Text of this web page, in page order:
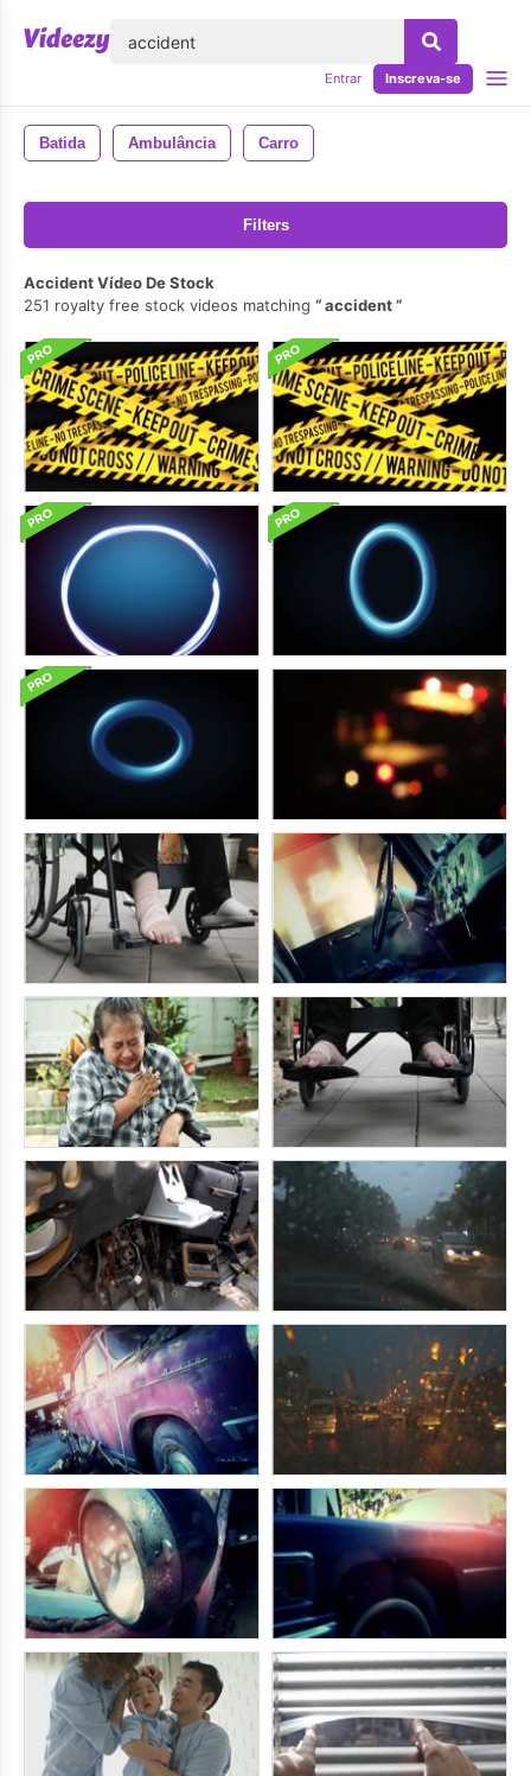
Entrar Inscreva-se
Batida Ambulância Carro
Filters
Accident Vídeo De Stock
251 royalty free stock videos matching
accident